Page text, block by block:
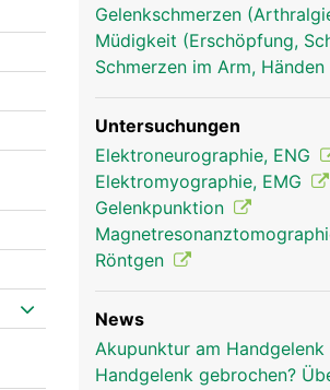
Handgelenk Frau
Gelenkschmerzen
Müdigkeit (Erschöpfung,
Schmerzen im Arm, Händen
Untersuchungen
Elektroneurographie, ENG
Elektromyographie, EMG
Gelenkpunktion
Röntgen
News
Akupunktur am
Handgelenk gebrochen?